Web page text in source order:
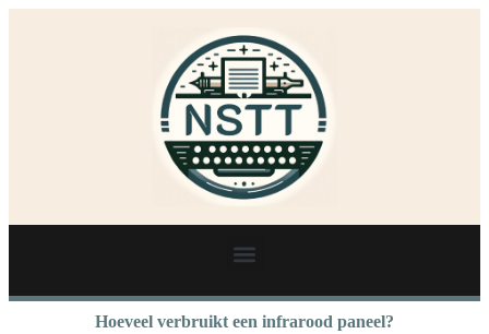
Hoeveel verbruikt een infrarood paneel?